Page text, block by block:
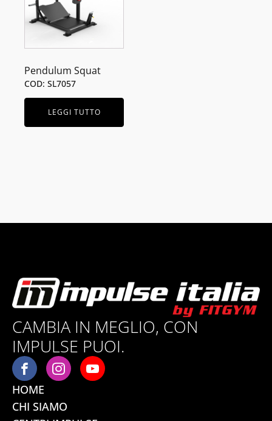
Pendulum Squat
COD: SL7057
LEGGI TUTTO
CAMBIA IN MEGLIO, CON
IMPULSE PUOI.
HOME
CHI SIAMO